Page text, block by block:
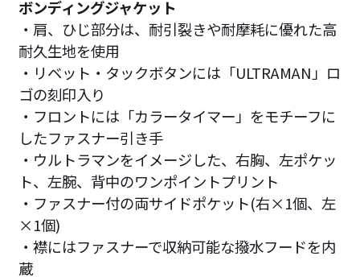
ボンディングジャケット
・肩、ひじ部分は、耐引裂きや耐摩耗に優れた高
耐久生地を使用
・リベット・タックボタンには「ULTRAMAN」ロ
ゴの刻印入り
・フロントには「カラータイマー」をモチーフに
したファスナー引き手
・ウルトラマンをイメージした、右胸、左ポケッ
ト、左腕、背中のワンポイントプリント
・ファスナー付の両サイドポケット(右×1個、左
×1個)
・襟にはファスナーで収納可能な撥水フードを内
蔵